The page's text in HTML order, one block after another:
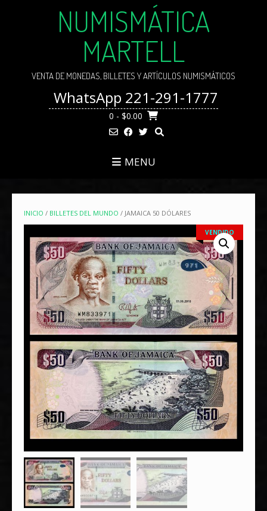
NUMISMÁTICA
MARTELL
VENTA DE MONEDAS, BILLETES Y ARTÍCULOS NUMISMÁTICOS
WhatsApp 221-291-1777
0 - $0.00
MENU
INICIO / BILLETES DEL MUNDO / JAMAICA 50 DÓLARES
VENDIDO